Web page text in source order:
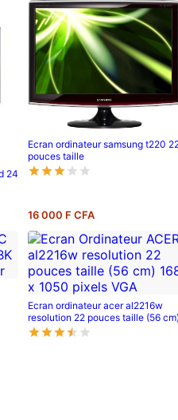
24
Ecran ordinateur samsung t220
pouces taille
16 000 F CFA
Ecran ordinateur acer al2216w
resolution 22 pouces taille (56 cm)
1680 x 1050 pixels vga